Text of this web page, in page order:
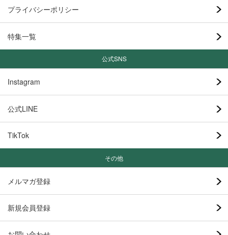
プライバシーポリシー
特集一覧
公式SNS
Instagram
公式LINE
TikTok
その他
メルマガ登録
新規会員登録